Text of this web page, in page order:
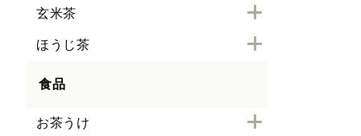
玄米茶
ほうじ茶
食品
お茶うけ